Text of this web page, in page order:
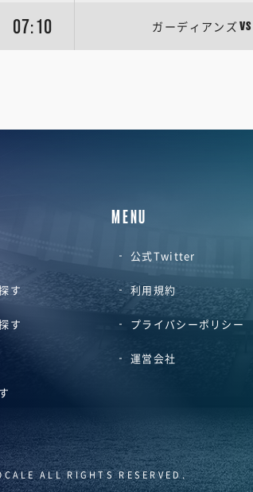
07:10 ガーディアンズ VS
す
す
MENU
公式Twitter
利用規約
プライバシーポリシー
運営会社
ALL RIGHTS RESERVED.